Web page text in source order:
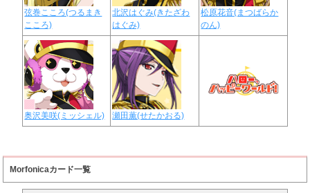
弦巻こころ(つるまき
こころ)
北沢はぐみ(きたざわ
はぐみ)
松原花音(まつばらか
のん)
奥沢美咲(ミッシェル) 瀬田薫(せたかおる)
Morfonicaカード一覧